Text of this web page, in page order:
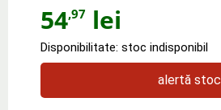
54,97 lei
Disponibilitate: stoc indisponibil
alertă stoc